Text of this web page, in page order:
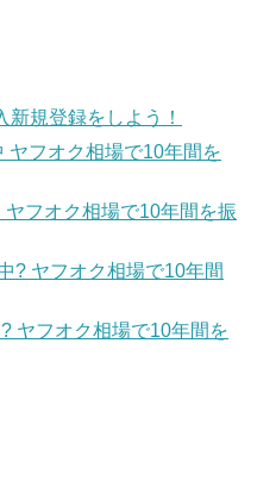
規登録をしよう！
ヤフオク相場で10年間を
フオク相場で10年間を振
? ヤフオク相場で10年間
ヤフオク相場で10年間を